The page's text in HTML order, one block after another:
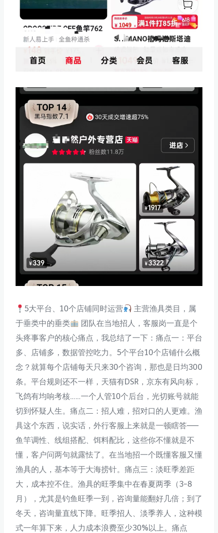
5大平台、10个店铺同时运营
主营渔具类目，属
于垂类中的垂类
团队在当地招人，客服岗一直是个
头疼事客户的核心痛点，我总结了一下：痛点一：平台
多、店铺多，数据管控吃力。5个平台10个店铺什么概
念？就算每个店铺每天只来30个咨询，那也是日均300
条。平台规则还不一样，天猫有DSR，京东有风向标，
飞鸽有均响考核……一个人管10个后台，光切账号就能
切到怀疑人生。痛点二：招人难，招对口的人更难。渔
具这个东西，说实话，外行客服上来就是一顿瞎答——
鱼竿调性、线组搭配、饵料配比，这些你不懂就是不
懂，客户问两句就露怯了。在当地招一个既懂客服又懂
渔具的人，基本等于大海捞针。痛点三：淡旺季差距
大，成本控不住。渔具的旺季集中在春夏两季（3-8
月），尤其是钓鱼旺季一到，咨询量能翻好几倍；到了
冬天，咨询量直线下降。旺季招人、淡季养人，这种模
式一年算下来，人力成本浪费至少30%以上。痛点